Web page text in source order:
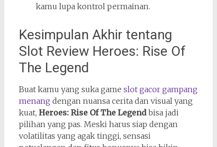
kamu lupa kontrol permainan.
Kesimpulan Akhir tentang
Slot Review Heroes: Rise Of
The Legend
Buat kamu yang suka game slot gacor gampang
menang dengan nuansa cerita dan visual yang
kuat, Heroes: Rise Of The Legendbisa jadi
pilihan yang pas. Meski harus siap dengan
volatilitas yang agak tinggi, sensasi